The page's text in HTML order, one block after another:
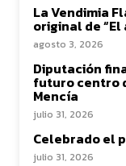
La Vendimia
original de
agosto 3, 2026
Diputación
futuro centro
Mencía
julio 31, 2026
Celebrado el
julio 31, 2026